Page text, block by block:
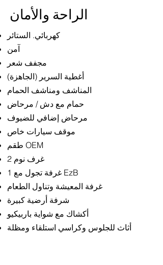
الراحة والأمان
كهربائي. الستائر
آمن
مجفف شعر
أغطية السرير (الجاهزة)
المناشف ومناشف الحمام
حمام مع دش / مرحاض
مرحاض إضافي للضيوف
موقف سيارات خاص
طقم OEM
2 غرف نوم
1 غرفة تجول مع EzB
غرفة المعيشة وتناول الطعام
شرفة أرضية كبيرة
أكشاك مع شواية باربيكيو
أثاث للجلوس وكراسي استلقاء ومظلة